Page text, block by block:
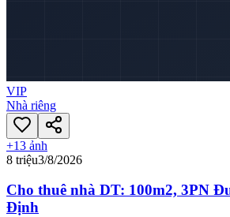
VIP
Nhà riêng
+13 ảnh
8 triệu3/8/2026
Cho thuê nhà DT: 100m2, 3PN
Định